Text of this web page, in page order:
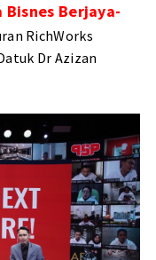
Bisnes Berjaya-
RichWorks
Dr Azizan